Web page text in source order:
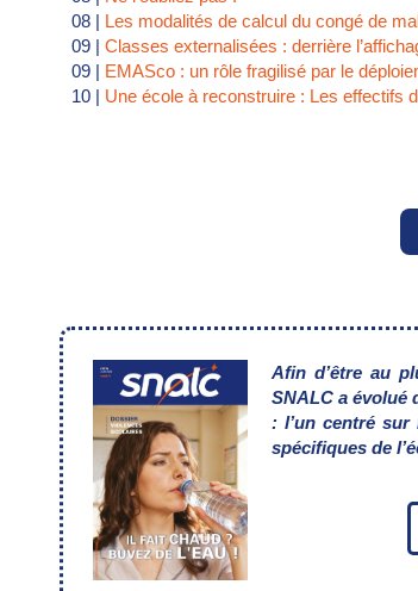
08 | Les modalités de calcul du congé de
09 | Classes externalisées : derrière
09 | EMASco : un rôle fragilisé par le
10 | Une école à reconstruire : Les effectifs
Afin d’être au
SNALC aévolué
: l’un centré
spécifiques de